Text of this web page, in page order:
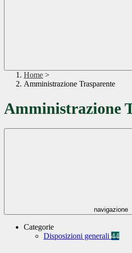
Home >
Amministrazione Trasparente
Amministrazione
navigazione
Categorie
Disposizioni generali 44